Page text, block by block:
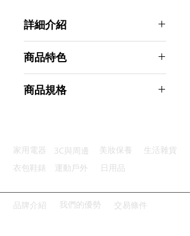
詳細介紹
商品特色
核心動力：震動42000次/分鐘
穩定待機： 一次充電可使用60天
商品規格
主要材質：ABS
商品尺寸：21*2.5*2.5cm
產地名稱：中國大陸
代理商：亞桓有限公司
家用電器 3C與周邊 美妝保養
生活雜貨
衣包鞋錶
運動戶外 日用品
品牌介紹 我們的優勢 交易條件